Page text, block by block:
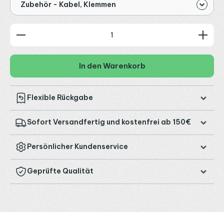
Zubehör - Kabel, Klemmen
Produkt Anzahl: Gib den gewünschten Wert ein
In den Warenkorb
Flexible Rückgabe
Sofort Versandfertig und kostenfrei ab 150€
Persönlicher Kundenservice
Geprüfte Qualität